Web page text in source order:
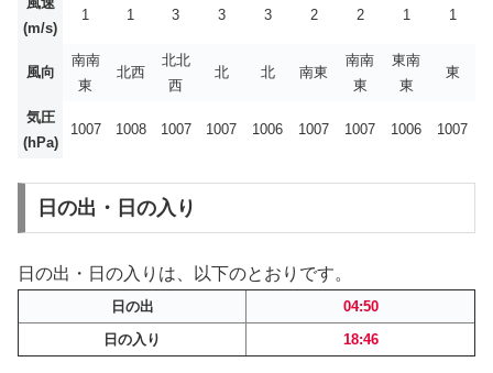
(m/s)
1 1 3 3 3 2 2 1 1
風向
南南
東
北西
北北
西
北 北 南東
南南
東
東南
東
東
気圧
(hPa)
1007 1008 1007 1007 1006 1007 1007 1006 1007
日の出・日の入り
日の出・日の入りは、以下のとおりです。
日の出
04:50
日の入り
18:46